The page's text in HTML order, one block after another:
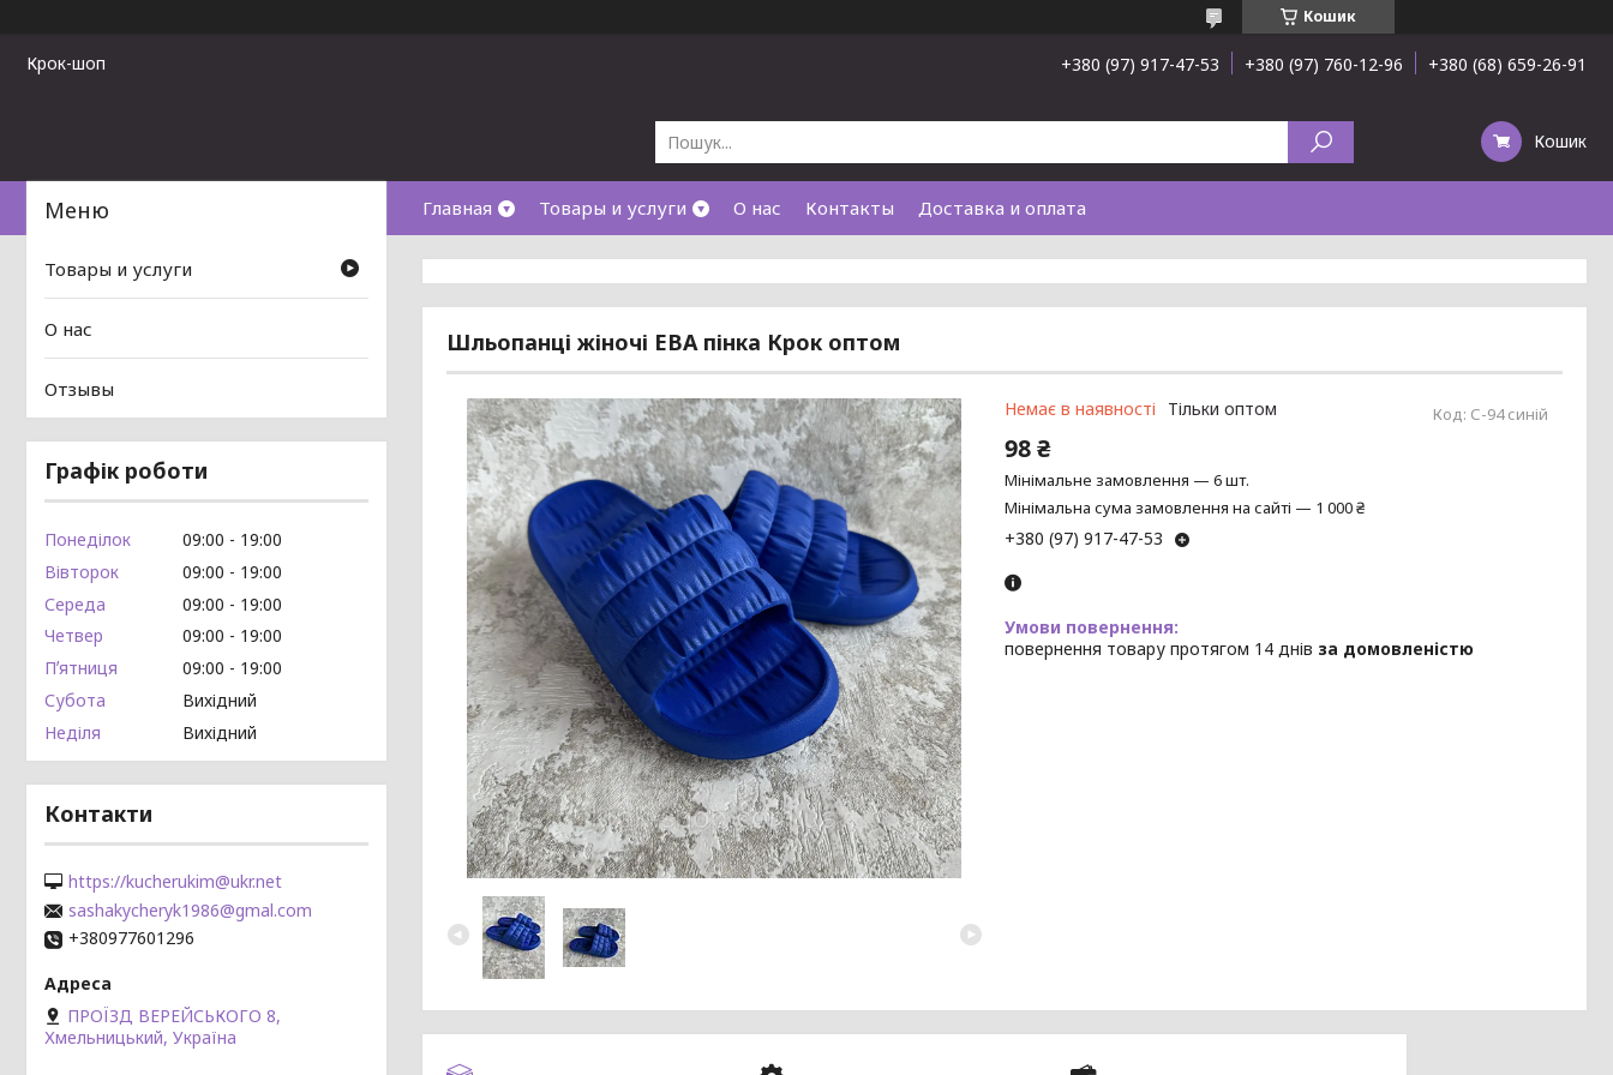
Кошик
Крок-шоп +380 (97) 917-47-53 +380 (97) 760-12-96 +380 (68) 659-26-91
Кошик
Главная Товары и услуги О нас Контакты Доставка и оплата
Шльопанці жіночі ЕВА пінка Крок оптом
Немає в наявності Тільки оптом Код: С-94 синій
98 ₴
Мінімальне замовлення — 6 шт.
Мінімальна сума замовлення на сайті — 1 000 ₴
+380 (97) 917-47-53
повернення товару протягом 14 днів за домовленістю
Товары и услуги
О нас
Отзывы
Графік роботи
Понеділок 09:00
19:00
Вівторок
09:00
19:00
Середа
09:00
19:00
Четвер
09:00
19:00
Пʼятниця
09:00
19:00
Субота
Вихідний
Неділя
Вихідний
Контакти
https://kucherukim@ukr.net
sashakycheryk1986@gmal.com
+380977601296
ПРОЇЗД ВЕРЕЙСЬКОГО 8,
Хмельницький, Україна